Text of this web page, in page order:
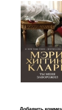
Добавить